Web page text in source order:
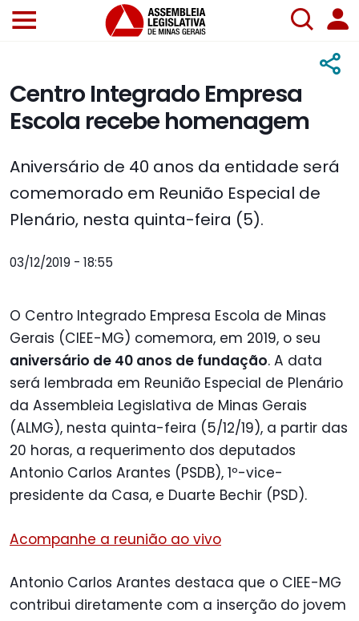
Centro Integrado Empresa
Escola recebe homenagem
Aniversário de 40 anos da entidade será
comemorado em Reunião Especial de
Plenário, nesta quinta-feira (5).
03/12/2019 - 18:55
O Centro Integrado Empresa Escola de Minas
Gerais (CIEE-MG) comemora, em 2019, o seu
aniversário de 40 anos de fundação. A data
será lembrada em Reunião Especial de Plenário
da Assembleia Legislativa de Minas Gerais
(ALMG), nesta quinta-feira (5/12/19), a partir das
20 horas, a requerimento dos deputados
Antonio Carlos Arantes (PSDB), 1º-vice-
presidente da Casa, e Duarte Bechir (PSD).
Acompanhe a reunião ao vivo
Antonio Carlos Arantes destaca que o CIEE-MG
contribui diretamente com a inserção do jovem